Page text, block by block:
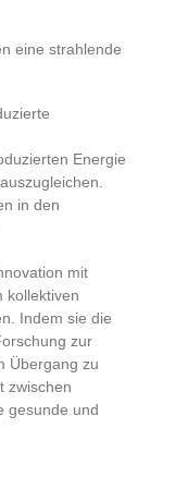
eine strahlende
Energie
in den
mit
kollektiven
Indem sie die
zur
Übergang zu
zwischen
gesunde und